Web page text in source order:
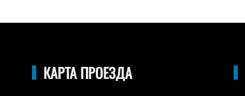
КАРТА ПРОЕЗДА